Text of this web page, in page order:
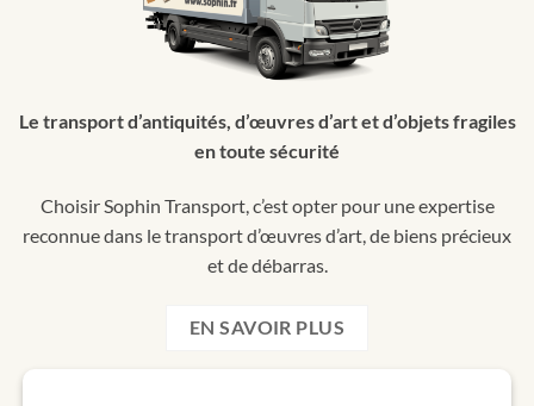
Le transport d’antiquités, d’œuvres d’art et d’objets fragiles
en toute sécurité
Choisir Sophin Transport, c’est opter pour une expertise
reconnue dans le transport d’œuvres d’art, de biens précieux
et de débarras.
EN SAVOIR PLUS